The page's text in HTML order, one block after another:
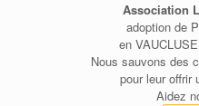
Association
adoption de
en
Nous sauvons des
pour leur offrir
Aidez